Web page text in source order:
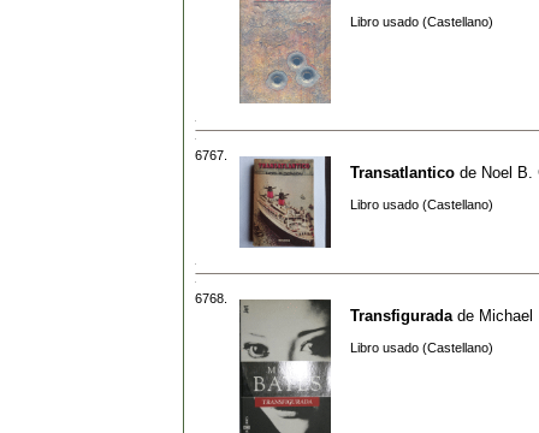
Libro usado (Castellano)
6767.
Transatlantico de Noel B.
Libro usado (Castellano)
6768.
Transfigurada de Michael
Libro usado (Castellano)